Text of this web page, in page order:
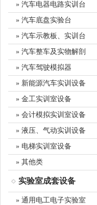
» 汽车电器电路实训台
» 汽车底盘实验台
» 汽车示教板、实训台
» 汽车整车及实物解剖
» 汽车驾驶模拟器
» 新能源汽车实训设备
» 金工实训室设备
» 会计模拟实训室设备
» 液压、气动实训设备
» 电梯实训室设备
» 其他类
实验室成套设备
» 通用电工电子实验室